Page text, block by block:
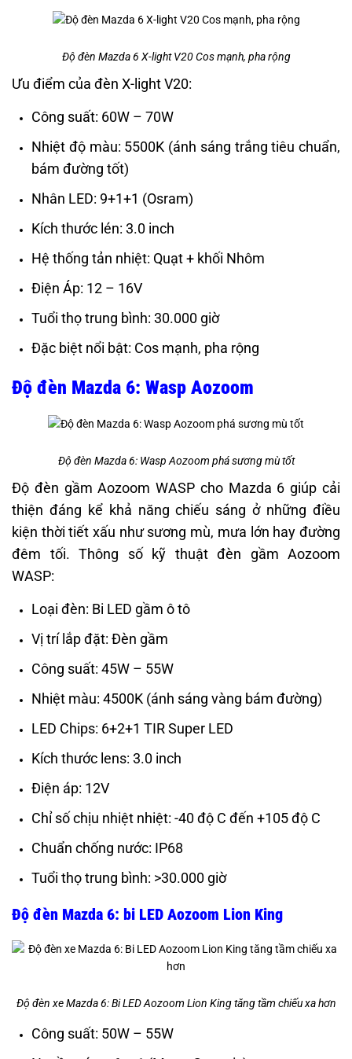
Độ đèn Mazda 6 X-light V20 Cos mạnh, pha rộng
Ưu điểm của đèn X-light V20:
Công suất: 60W – 70W
Nhiệt độ màu: 5500K (ánh sáng trắng tiêu chuẩn,
bám đường tốt)
Nhân LED: 9+1+1 (Osram)
Kích thước lén: 3.0 inch
Hệ thống tản nhiệt: Quạt + khối Nhôm
Điện Áp: 12 – 16V
Tuổi thọ trung bình: 30.000 giờ
Đặc biệt nổi bật: Cos mạnh, pha rộng
Độ đèn Mazda 6: Wasp Aozoom
Độ đèn Mazda 6: Wasp Aozoom phá sương mù tốt
Độ đèn gầm Aozoom WASP cho Mazda 6 giúp cải
thiện đáng kể khả năng chiếu sáng ở những điều
kiện thời tiết xấu như sương mù, mưa lớn hay đường
đêm tối. Thông số kỹ thuật đèn gầm Aozoom
WASP:
Loại đèn: Bi LED gầm ô tô
Vị trí lắp đặt: Đèn gầm
Công suất: 45W – 55W
Nhiệt màu: 4500K (ánh sáng vàng bám đường)
LED Chips: 6+2+1 TIR Super LED
Kích thước lens: 3.0 inch
Điện áp: 12V
Chỉ số chịu nhiệt nhiệt: -40 độ C đến +105 độ C
Chuẩn chống nước: IP68
Tuổi thọ trung bình: >30.000 giờ
Độ đèn Mazda 6: bi LED Aozoom Lion King
Độ đèn xe Mazda 6: Bi LED Aozoom Lion King tăng tầm chiếu xa hơn
Công suất: 50W – 55W